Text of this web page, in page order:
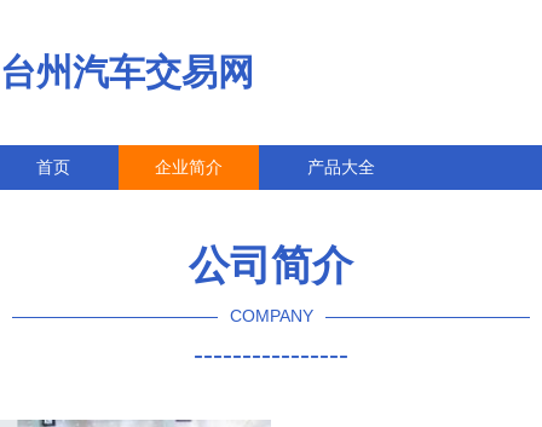
台州汽车交易网
首页 企业简介 产品大全
公司简介
COMPANY
----------------